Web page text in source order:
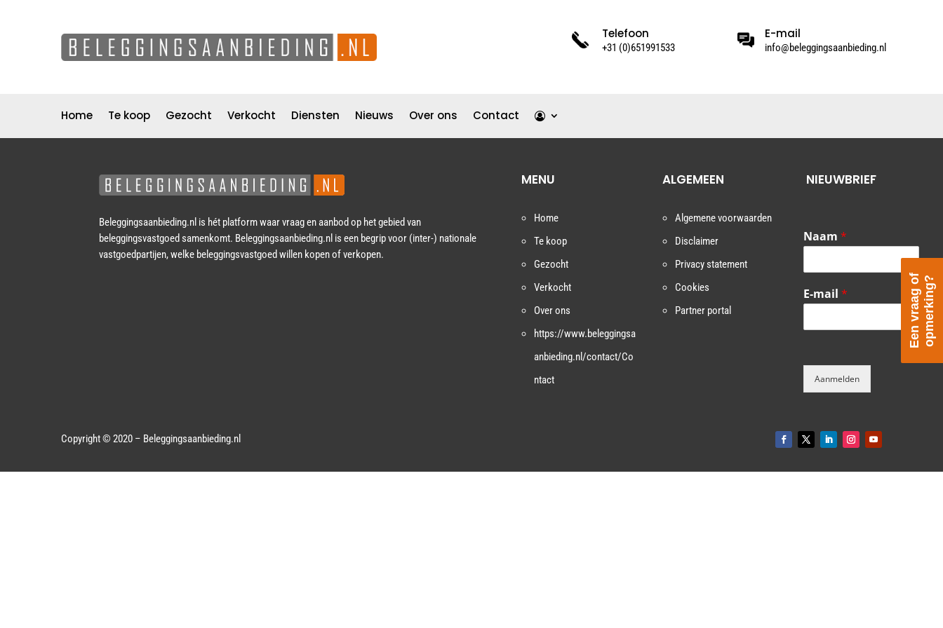
Telefoon
+31 (0)651991533
E-mail
info@beleggingsaanbieding.nl
Home Te koop Gezocht Verkocht Diensten Nieuws Over ons Contact
Beleggingsaanbieding.nl is hét platform waar vraag en aanbod op het gebied van
beleggingsvastgoed samenkomt. Beleggingsaanbieding.nl is een begrip voor (inter-) nationale
vastgoedpartijen, welke beleggingsvastgoed willen kopen of verkopen.
MENU
Home
Te koop
Gezocht
Verkocht
Over ons
https://www.beleggingsa
anbieding.nl/contact/Co
ntact
ALGEMEEN
Algemene voorwaarden
Disclaimer
Privacy statement
Cookies
Partner portal
NIEUWBRIEF
Naam *
E-mail *
Aanmelden
Copyright © 2020 – Beleggingsaanbieding.nl
E
e
n
v
r
a
a
g
o
f
o
p
m
e
r
k
i
n
g?